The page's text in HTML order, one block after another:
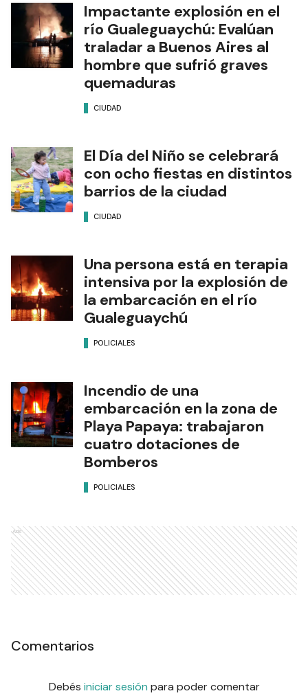
Impactante explosión en el
río Gualeguaychú: Evalúan
traladar a Buenos Aires al
hombre que sufrió graves
quemaduras
CIUDAD
El Día del Niño se celebrará
con ocho fiestas en distintos
barrios de la ciudad
CIUDAD
Una persona está en terapia
intensiva por la explosión de
la embarcación en el río
Gualeguaychú
POLICIALES
Incendio de una
embarcación en la zona de
Playa Papaya: trabajaron
cuatro dotaciones de
Bomberos
POLICIALES
Ads
Comentarios
Debés iniciar sesión para poder comentar